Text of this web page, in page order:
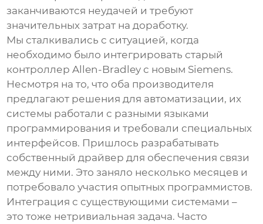
заканчиваются неудачей и требуют
значительных затрат на доработку.
Мы сталкивались с ситуацией, когда
необходимо было интегрировать старый
контроллер Allen-Bradley с новым Siemens.
Несмотря на то, что оба производителя
предлагают решения для автоматизации, их
системы работали с разными языками
программирования и требовали специальных
интерфейсов. Пришлось разрабатывать
собственный драйвер для обеспечения связи
между ними. Это заняло несколько месяцев и
потребовало участия опытных программистов.
Интеграция с существующими системами –
это тоже нетривиальная задача. Часто